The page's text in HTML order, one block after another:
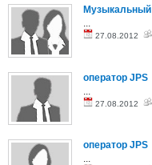
...
27.08.2012
оператор JPS
27.08.2012
оператор JPS